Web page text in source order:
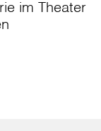
im Theater